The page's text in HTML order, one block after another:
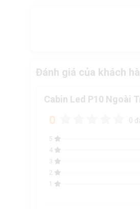
Đánh giá của khách
Cabin Led P10 Ngoài
0 0
5
4
3
2
1